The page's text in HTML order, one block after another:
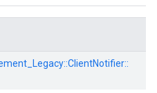
ClientNotifier::